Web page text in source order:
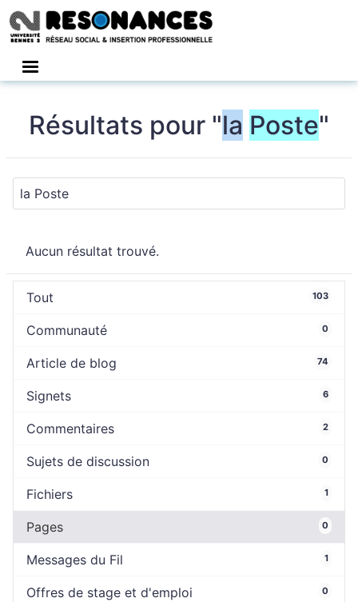
Résultats pour "la Poste"
Aucun résultat trouvé.
Tout 103
Communauté 0
Article de blog 74
Signets 6
Commentaires 2
Sujets de discussion 0
Fichiers 1
Pages 0
Messages du Fil 1
Offres de stage et d'emploi 0